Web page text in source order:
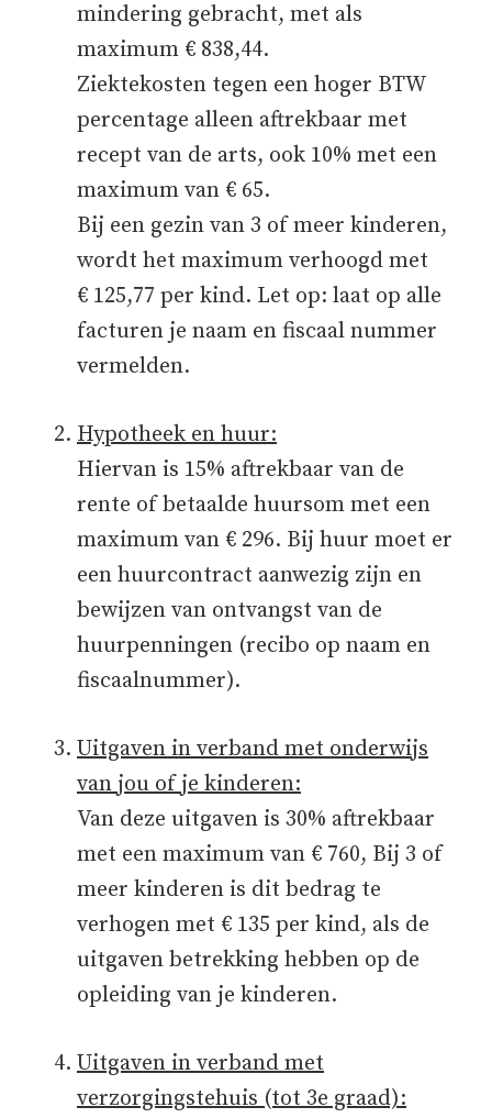
mindering gebracht, met als
maximum € 838,44.
Ziektekosten tegen een hoger BTW
percentage alleen aftrekbaar met
recept van de arts, ook 10% met een
maximum van € 65.
Bij een gezin van 3 of meer kinderen,
wordt het maximum verhoogd met
€ 125,77 per kind. Let op: laat op alle
facturen je naam en fiscaal nummer
vermelden.
Hypotheek en huur:
Hiervan is 15% aftrekbaar van de
rente of betaalde huursom met een
maximum van € 296. Bij huur moet er
een huurcontract aanwezig zijn en
bewijzen van ontvangst van de
huurpenningen (recibo op naam en
fiscaalnummer).
Uitgaven in verband met onderwijs
van jou of je kinderen:
Van deze uitgaven is 30% aftrekbaar
met een maximum van € 760, Bij 3 of
meer kinderen is dit bedrag te
verhogen met € 135 per kind, als de
uitgaven betrekking hebben op de
opleiding van je kinderen.
Uitgaven in verband met
verzorgingstehuis (tot 3e graad):